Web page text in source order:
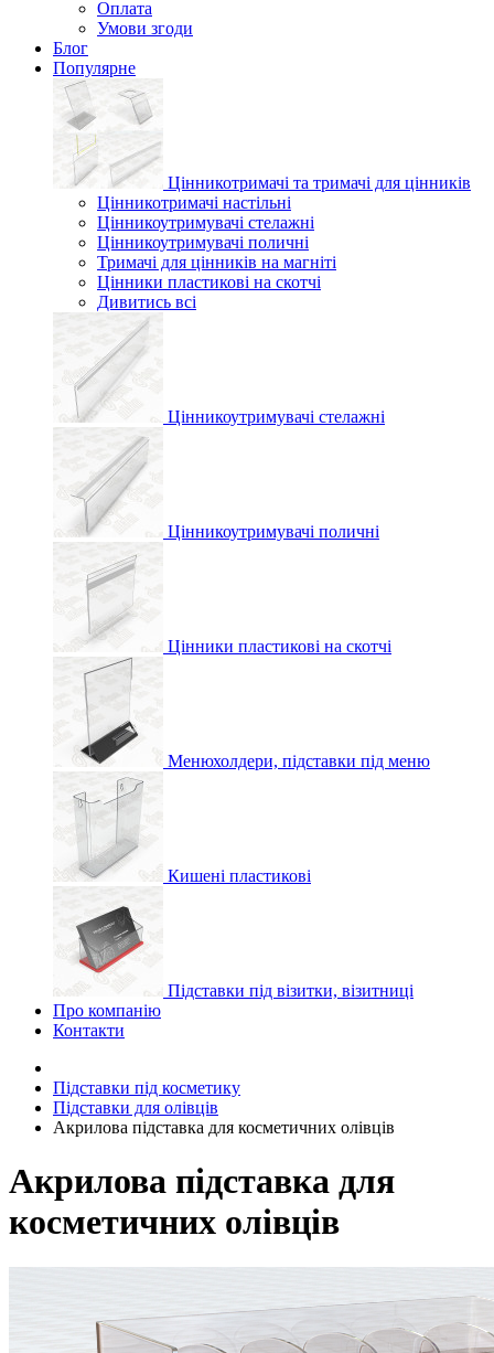
Оплата
Умови згоди
Блог
Популярне
Цінникотримачі та тримачі для цінників
Цінникотримачі настільні
Цінникоутримувачі стелажні
Цінникоутримувачі поличні
Тримачі для цінників на магніті
Цінники пластикові на скотчі
Дивитись всі
Цінникоутримувачі стелажні
Цінникоутримувачі поличні
Цінники пластикові на скотчі
Менюхолдери, підставки під меню
Кишені пластикові
Підставки під візитки, візитниці
Про компанію
Контакти
Підставки під косметику
Підставки для олівців
Акрилова підставка для косметичних олівців
Акрилова підставка для
косметичних олівців